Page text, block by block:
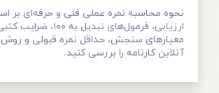
نحوه محاسبه نمره عملی فنی و حرفه‌ای بر
ارزیابی، فرمول‌های تبدیل به
معیارهای سنجش، حداقل نمره قبولی و
آنلاین کارنامه را بررسی کنید.